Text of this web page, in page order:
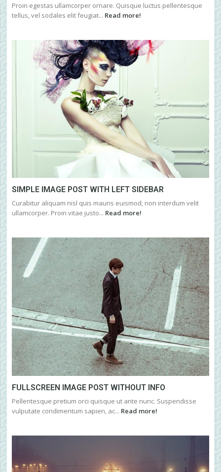
Proin egestas ullamcorper ornare. Quisque luctus pellentesque
tellus, vel sodales elit feugiat... Read more!
SIMPLE IMAGE POST WITH LEFT SIDEBAR
Curabitur aliquam nisl quis mauris euismod, non interdum velit
ullamcorper. Proin vitae justo... Read more!
FULLSCREEN IMAGE POST WITHOUT INFO
Pellentesque pretium orci quisque ut ante nunc. Suspendisse
vulputate condimentum sapien, ac... Read more!